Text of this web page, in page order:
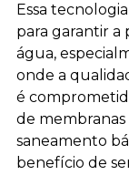
Essa
para garantir a
água,
onde a
é
de membranas
saneamento
benefício de